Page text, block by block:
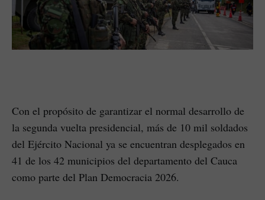
Con el propósito de garantizar el normal desarrollo de
la segunda vuelta presidencial, más de 10 mil soldados
del Ejército Nacional ya se encuentran desplegados en
41 de los 42 municipios del departamento del Cauca
como parte del Plan Democracia 2026.